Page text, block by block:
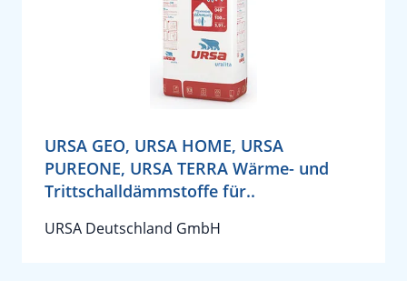
URSA GEO, URSA HOME, URSA
PUREONE, URSA TERRA Wärme- und
Trittschalldämmstoffe für..
URSA Deutschland GmbH